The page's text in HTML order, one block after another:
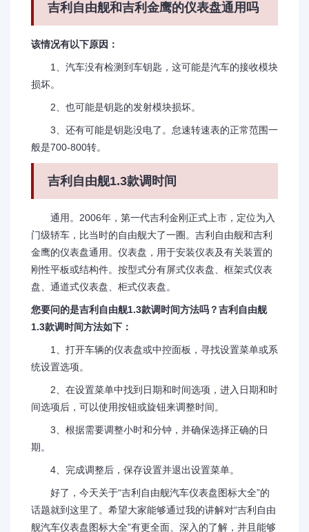
吉利自由舰和吉利金鹰的仪表盘通用吗
该情况有以下原因：
1、汽车没有检测到车钥匙，这可能是汽车的接收模块
损坏。
2、也可能是钥匙的发射模块损坏。
3、还有可能是钥匙没电了。怠速转速表的正常范围一
般是700-800转。
吉利自由舰1.3款调时间
通用。2006年，第一代吉利金刚正式上市，定位为入
门级轿车，比当时的自由舰大了一圈。吉利自由舰和吉利
金鹰的仪表盘通用。仪表盘，用于安装仪表及有关装置的
刚性平板或结构件。按型式分有屏式仪表盘、框架式仪表
盘、通道式仪表盘、柜式仪表盘。
您要问的是吉利自由舰1.3款调时间方法吗？吉利自由舰
1.3款调时间方法如下：
1、打开车辆的仪表盘或中控面板，寻找设置菜单或系
统设置选项。
2、在设置菜单中找到日期和时间选项，进入日期和时
间选项后，可以使用按钮或旋钮来调整时间。
3、根据需要调整小时和分钟，并确保选择正确的日
期。
4、完成调整后，保存设置并退出设置菜单。
好了，今天关于“吉利自由舰汽车仪表盘图标大全”的
话题就到这里了。希望大家能够通过我的讲解对“吉利自由
舰汽车仪表盘图标大全”有更全面、深入的了解，并且能够